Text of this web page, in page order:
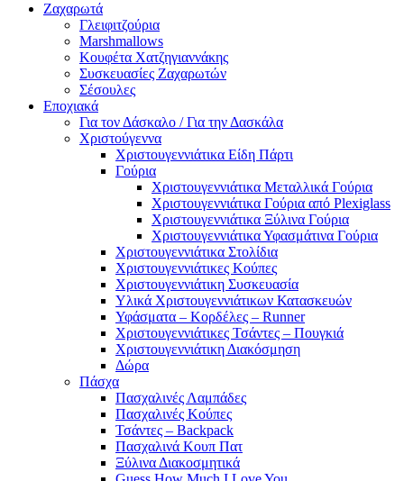
Ζαχαρωτά
Γλειφιτζούρια
Marshmallows
Κουφέτα Χατζηγιαννάκης
Συσκευασίες Ζαχαρωτών
Σέσουλες
Εποχιακά
Για τον Δάσκαλο / Για την Δασκάλα
Χριστούγεννα
Χριστουγεννιάτικα Είδη Πάρτι
Γούρια
Χριστουγεννιάτικα Μεταλλικά Γούρια
Χριστουγεννιάτικα Γούρια από Plexiglass
Χριστουγεννιάτικα Ξύλινα Γούρια
Χριστουγεννιάτικα Υφασμάτινα Γούρια
Χριστουγεννιάτικα Στολίδια
Χριστουγεννιάτικες Κούπες
Χριστουγεννιάτικη Συσκευασία
Υλικά Χριστουγεννιάτικων Κατασκευών
Υφάσματα – Κορδέλες – Runner
Χριστουγεννιάτικες Τσάντες – Πουγκιά
Χριστουγεννιάτικη Διακόσμηση
Δώρα
Πάσχα
Πασχαλινές Λαμπάδες
Πασχαλινές Κούπες
Τσάντες – Backpack
Πασχαλινά Κουπ Πατ
Ξύλινα Διακοσμητικά